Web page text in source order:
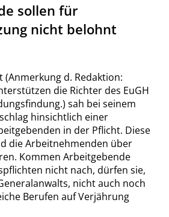
sollen für
nicht belohnt
(Anmerkung d. Redaktion:
die Richter des EuGH
sah bei seinem
hinsichtlich einer
in der Pflicht. Diese
die Arbeitnehmenden über
Kommen Arbeitgebende
nicht nach, dürfen sie,
nicht auch noch
Berufen auf Verjährung